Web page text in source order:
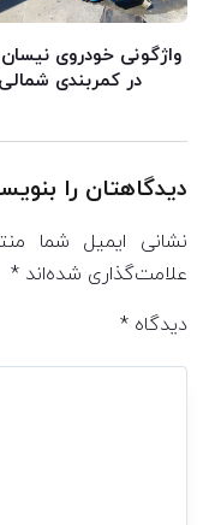
واژگونی خودروی
در کمربندی شمالی
دیدگاهتان را
نشانی ایمیل شما
علامت‌گذاری شده‌اند *
دیدگاه *